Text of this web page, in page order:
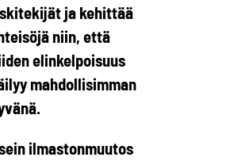
ja kehittää
niin, että
elinkelpoisuus
mahdollisimman
ilmastonmuutos